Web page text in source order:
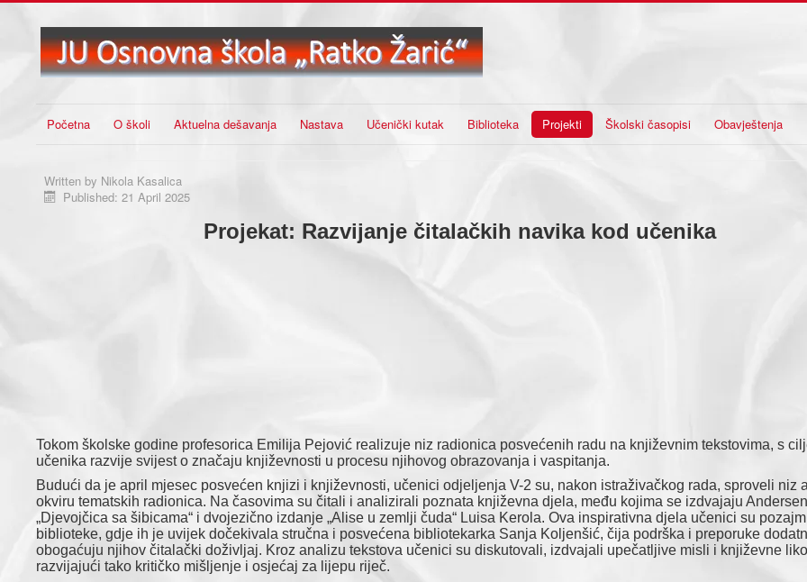
Početna O školi Aktuelna dešavanja Nastava Učenički kutak Biblioteka Projekti Školski časopisi Obavještenja
Written by Nikola Kasalica
Published: 21 April 2025
Projekat: Razvijanje čitalačkih navika kod učenika
Tokom školske godine profesorica Emilija Pejović realizuje niz radionica posvećenih radu na književnim tekstovima, s
učenika razvije svijest o značaju književnosti u procesu njihovog obrazovanja i vaspitanja.
Budući da je april mjesec posvećen knjizi i književnosti, učenici odjeljenja V-2 su, nakon istraživačkog rada, sproveli niz
okviru tematskih radionica. Na časovima su čitali i analizirali poznata književna djela, među kojima se izdvajaju
„Djevojčica sa šibicama“ i dvojezično izdanje „Alise u zemlji čuda“ Luisa Kerola. Ova inspirativna djela učenici su
biblioteke, gdje ih je uvijek dočekivala stručna i posvećena bibliotekarka Sanja Koljenšić, čija podrška i preporuke
obogaćuju njihov čitalački doživljaj. Kroz analizu tekstova učenici su diskutovali, izdvajali upečatljive misli i književne
razvijajući tako kritičko mišljenje i osjećaj za lijepu riječ.